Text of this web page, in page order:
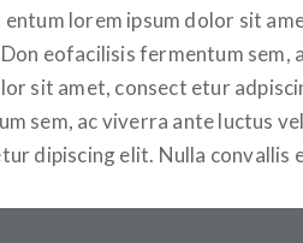
entum lorem ipsum dolor sit
eofacilisis fermentum sem,
sit amet, consect etur
sem, ac viverra ante luctus
dipiscing elit. Nulla convallis